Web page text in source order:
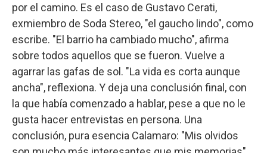
por el camino. Es el caso de Gustavo Cerati,
exmiembro de Soda Stereo, "el gaucho lindo", como
escribe. "El barrio ha cambiado mucho", afirma
sobre todos aquellos que se fueron. Vuelve a
agarrar las gafas de sol. "La vida es corta aunque
ancha", reflexiona. Y deja una conclusión final, con
la que había comenzado a hablar, pese a que no le
gusta hacer entrevistas en persona. Una
conclusión, pura esencia Calamaro: "Mis olvidos